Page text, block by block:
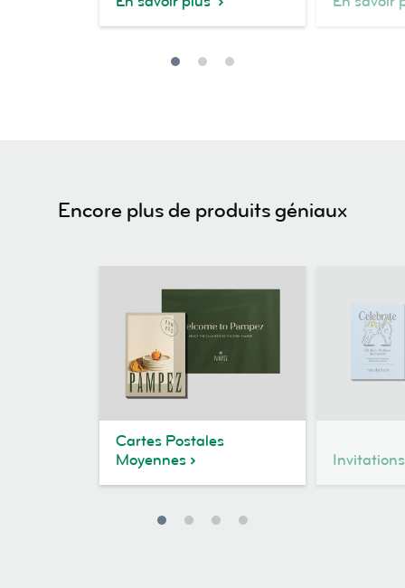
Encore plus de produits géniaux
Cartes Postales
Moyennes
Invitations